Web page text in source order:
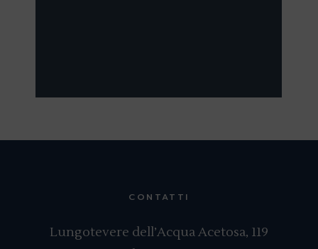
CONTATTI
Lungotevere dell’Acqua Acetosa, 119